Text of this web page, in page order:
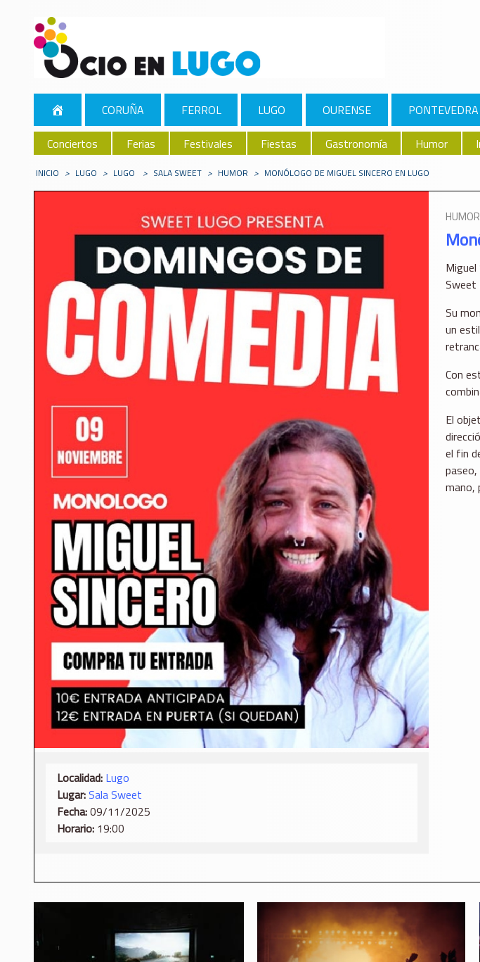
CORUÑA FERROL LUGO OURENSE PONTEVEDRA
Conciertos
Ferias Festivales Fiestas Gastronomía Humor
INICIO > LUGO > LUGO > SALA SWEET > HUMOR > MONÓLOGO DE MIGUEL SINCERO EN LUGO
Localidad: Lugo
Lugar:Sala Sweet
Fecha:09/11/2025
Horario: 19:00
HUMOR
Sweet
Su
un
Con
El
el fin
mano,